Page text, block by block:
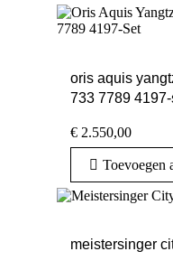
oris aquis
733 7789
€ 2.550,00
Toevoegen
meistersinger